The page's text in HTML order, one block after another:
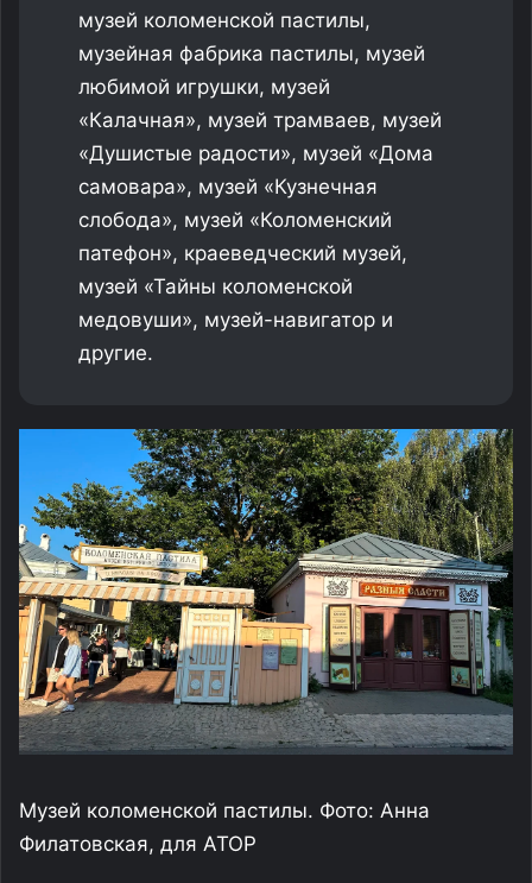
музей коломенской пастилы,
музейная фабрика пастилы, музей
любимой игрушки, музей
«Калачная», музей трамваев, музей
«Душистые радости», музей «Дома
самовара», музей «Кузнечная
слобода», музей «Коломенский
патефон», краеведческий музей,
музей «Тайны коломенской
медовуши», музей-навигатор и
другие.
Музей коломенской пастилы. Фото: Анна
Филатовская, для АТОР